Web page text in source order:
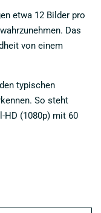
etwa 12 Bilder pro
Das
von einem
typischen
So steht
HD (1080p) mit 60